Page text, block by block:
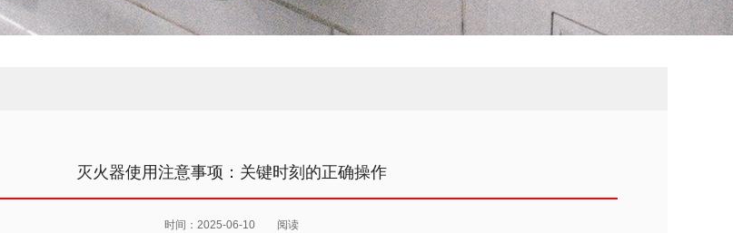
灭火器使用注意事项：关键时刻的正确操作
时间：2025-06-10 阅读